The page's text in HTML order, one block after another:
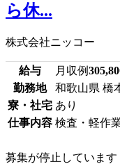
ら休...
株式会社ニッコー
給与 月収例
勤務地
和歌山県 橋
寮・社宅 あり
仕事内容 検査・軽作
募集が停止しています